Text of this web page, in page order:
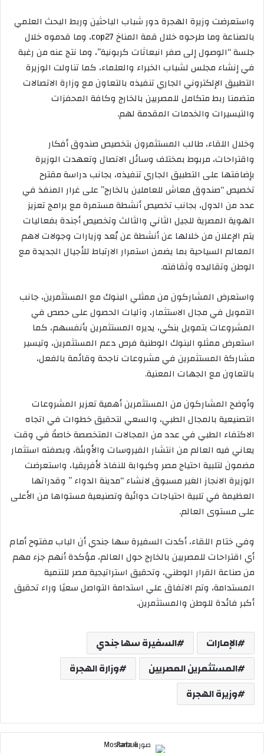
واستعرضت وزيرة الهجرة دور شباب الباحثين وربط البحث العلمي
بالصناعة وما طرحوه خلال قمة المناخ cop27، وما قدموه خلال
جلسة “الوصول إلى صفر انبعاثات كربونية”، وما نتج عنه من رغبة
في إنشاء مجلس لشباب الخبراء والعلماء، كما تناولت الوزيرة
التطبيق الإلكتروني الجاري تنفيذه بالتعاون مع وزارة الاتصالات
متضمنا ربط متكامل للمصريين بالخارج وكافة المحفزات
والتيسيرات والخدمات المقدمة لهم.
وخلال اللقاء، طالب المستثمرون بتخصيص صندوق أفكار
واقتراحات، مربوط بمختلف وسائل الاتصال وتعهدت الوزيرة
بإضافتها على التطبيق الجاري تنفيذه، بجانب دراسة مقترح
تخصيص “صندوق معاش للعاملين بالخارج” على غرار المنفذ في
عدد من الدول، بجانب تخصيص أنشطة مستمرة مع برامج تعزيز
الهوية المصرية للجيل الثاني والثالث وتخصيص أجندة بفعاليات
يتم الإعلان من خلالها عن أنشطة عن بُعد وزيارات وجولات لاهم
المعالم السياحية بما يضمن استمرار الارتباط للأجيال الجديدة مع
الوطن وتقاليده وثقافته.
واستعرض المشاركون من ممثلي البنوك مع المستثمرين، جانب
التمويل في مجال الاستثمار، وآليات الحصول على حصص في
المشروعات بتمويل بنكي، يديره المستثمرين بأنفسهم، كما
استعرض ممثلو البنوك الوطنية فرص دعم المستثمرين، وتيسير
مشاركة المستثمرين في مشروعات ناجحة وقائمة بالفعل،
بالتعاون مع الجهات المعنية.
وأوضح المشاركون من المستثمرين أهمية تعزير المشروعات
التصنيعية بالمجال الطبي، والسعي لتحقيق خطوات في اتجاه
الاكتفاء الطبي في عدد من المجالات المتخصصة خاصةً في وقت
يعاني فيه العالم من انتشار الفيروسات والأوبئة، وبصفته استثمار
مضمون لتلبية احتياج مصر وكبوابة للنفاذ لأفريقيا، واستعرضت
الوزيرة الانجاز الغير مسبوق لانشاء “مدينة الدواء ” وقدراتها
العظيمة في تلبية احتياجات دوائية وتصنيعية مستواها من الأعلى
على مستوى العالم.
وفي ختام اللقاء، أكدت السفيرة سها جندي أن الباب مفتوح أمام
أي اقتراحات للمصريين بالخارج حول العالم، مؤكدة أنهم جزء مهم
من صناعة القرار الوطني، وتحقيق استراتيجية مصر للتنمية
المستدامة، وتم الاتفاق علي استدامة التواصل سعيًا وراء تحقيق
أكبر فائدة للوطن والمستثمرين.
الإمارات
السفيرة سها جندي
المستثمرين المصريين
وزارة الهجرة
وزيرة الهجرة